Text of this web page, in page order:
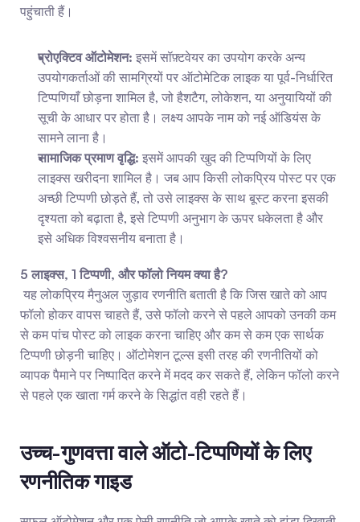
पहुंचाती हैं।
प्रोएक्टिव ऑटोमेशन: इसमें सॉफ़्टवेयर का उपयोग करके अन्य
उपयोगकर्ताओं की सामग्रियों पर ऑटोमेटिक लाइक या पूर्व-निर्धारित
टिप्पणियाँ छोड़ना शामिल है, जो हैशटैग, लोकेशन, या अनुयायियों की
सूची के आधार पर होता है। लक्ष्य आपके नाम को नई ऑडियंस के
सामने लाना है।
सामाजिक प्रमाण वृद्धि: इसमें आपकी खुद की टिप्पणियों के लिए
लाइक्स खरीदना शामिल है। जब आप किसी लोकप्रिय पोस्ट पर एक
अच्छी टिप्पणी छोड़ते हैं, तो उसे लाइक्स के साथ बूस्ट करना इसकी
दृश्यता को बढ़ाता है, इसे टिप्पणी अनुभाग के ऊपर धकेलता है और
इसे अधिक विश्वसनीय बनाता है।
5 लाइक्स, 1 टिप्पणी, और फॉलो नियम क्या है?
फॉलो होकर वापस चाहते हैं, उसे फॉलो करने से पहले आपको उनकी कम
से कम पांच पोस्ट को लाइक करना चाहिए और कम से कम एक सार्थक
टिप्पणी छोड़नी चाहिए। ऑटोमेशन टूल्स इसी तरह की रणनीतियों को
व्यापक पैमाने पर निष्पादित करने में मदद कर सकते हैं, लेकिन फॉलो करने
से पहले एक खाता गर्म करने के सिद्धांत वही रहते हैं।
उच्च-गुणवत्ता वाले ऑटो-टिप्पणियों के लिए
रणनीतिक गाइड